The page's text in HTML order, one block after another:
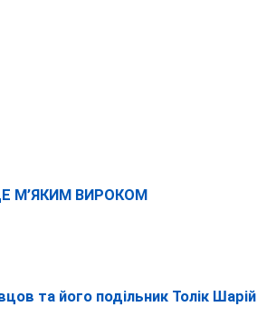
М’ЯКИМ ВИРОКОМ
та його подільник Толік Шарій